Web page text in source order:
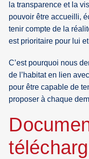
la transparence et la
pouvoir être accueilli,
tenir compte de la
est prioritaire pour lui
C’est pourquoi nous
de l’habitat en lien
pour être capable de
proposer à chaque